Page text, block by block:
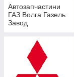
Автозапчастини
ГАЗ Волга Газель
Завод